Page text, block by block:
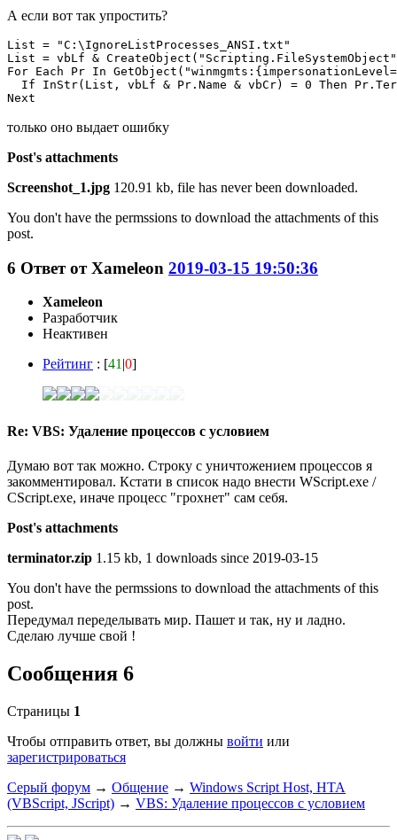
А если вот так упростить?
List = "C:\IgnoreListProcesses_ANSI.txt"
List = vbLf &
For Each Pr In
If InStr(List, vbLf & Pr.Name & vbCr) = 0 Then
Next
только оно выдает ошибку
Post's attachments
Screenshot_1.jpg 120.91 kb, file has never been downloaded.
You don't have the permssions to download the attachments of this
post.
6 Ответ отXameleon 2019-03-15 19:50:36
Xameleon
Разработчик
Неактивен
Рейтинг : [41 |0]
Re: VBS: Удаление процессов с условием
Думаю вот так можно. Строку с уничтожением процессов я
закомментировал. Кстати в список надо внести WScript.exe /
CScript.exe, иначе процесс "грохнет" сам себя.
Post's attachments
terminator.zip 1.15 kb, 1 downloads since 2019-03-15
You don't have the permssions to download the attachments of this
post.
Передумал переделывать мир. Пашет и так, ну и ладно.
Сделаю лучше свой !
Сообщения 6
Страницы 1
Чтобы отправить ответ, вы должны войти или
зарегистрироваться
Серый форум → Общение → Windows Script Host, HTA
(VBScript, JScript) → VBS: Удаление процессов с условием